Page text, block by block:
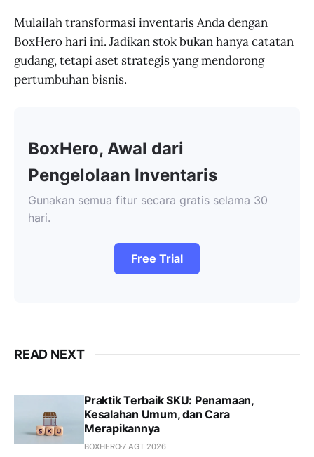
Mulailah transformasi inventaris Anda dengan
BoxHero hari ini. Jadikan stok bukan hanya catatan
gudang, tetapi aset strategis yang mendorong
pertumbuhan bisnis.
BoxHero, Awal dari
Pengelolaan Inventaris
Gunakan semua fitur secara gratis selama 30
hari.
Free Trial
READ NEXT
Praktik Terbaik SKU: Penamaan,
Kesalahan Umum, dan Cara
Merapikannya
BOXHERO7 AGT 2026